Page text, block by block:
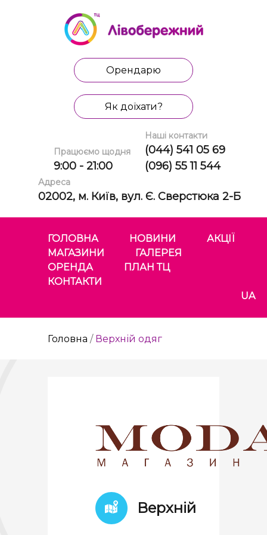
Орендарю
Як доїхати?
Працюємо щодня
9:00 - 21:00
Наші контакти
(044) 541 05 69
(096) 55 11 544
Адреса
02002, м. Київ, вул. Є. Сверстюка 2-Б
ГОЛОВНА НОВИНИ
АКЦІЇ
МАГАЗИНИ
ГАЛЕРЕЯ
ОРЕНДА
ПЛАН ТЦ
КОНТАКТИ
UA
Головна / Верхній одяг
Верхній